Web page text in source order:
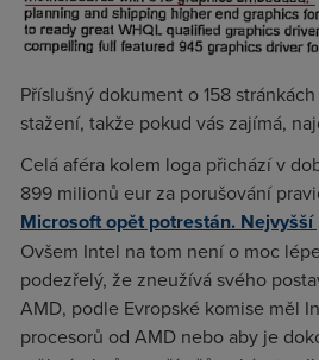
Příslušný dokument o 158
stažení, takže pokud vás zajímá,
Celá aféra kolem loga přichází v
899 milionů eur za porušování
Microsoft opět potrestán.
Ovšem Intel na tom není o moc
podezřelý, že zneužívá svého
AMD, podle Evropské komise měl
procesorů od AMD nebo aby je